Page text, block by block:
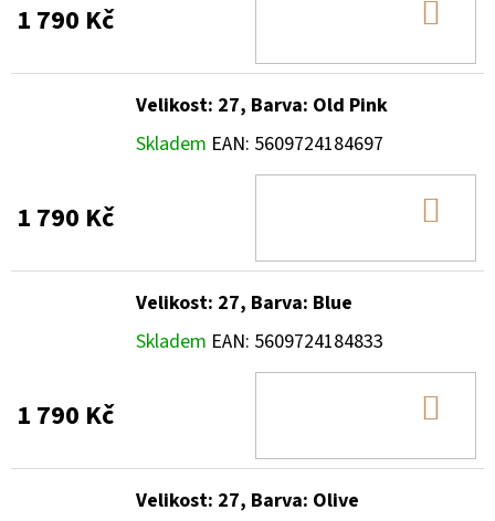
1 790 Kč
Velikost: 27, Barva: Old Pink
Skladem EAN: 5609724184697
1 790 Kč
Velikost: 27, Barva: Blue
Skladem EAN: 5609724184833
1 790 Kč
Velikost: 27, Barva: Olive